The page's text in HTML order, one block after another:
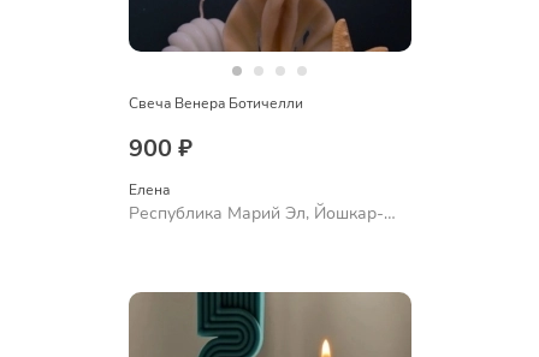
Свеча Венера Ботичелли
900 ₽
Елена
Республика Марий Эл, Йошкар-